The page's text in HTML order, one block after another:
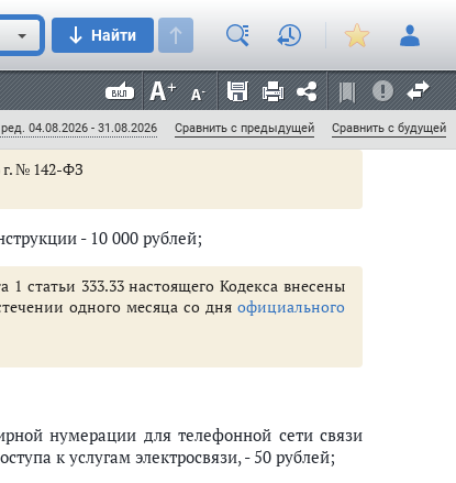
Найти
(ст. 19 - 29)
органов, таможенных органов, органов внутренних дел,
с совершением сделок между взаимозависимыми
по налоговым делам (ст. 142.1 - 142.9)
04.08.2026 - 31.08.2026 Сравнить с предыдущей Сравнить с будущей
г. № 425-ФЗ
правилв гражданской авиации - 6
г. № 142-ФЗ
- 10 000 рублей;
статьи 333.33 настоящего Кодекса внесены
одного месяца со дняофициального
нумерации для телефонной сети связи
к услугам электросвязи, - 50 рублей;